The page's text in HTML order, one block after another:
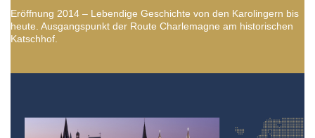
Eröffnung 2014 – Lebendige Geschichte von den Karolingern bis
heute. Ausgangspunkt der Route Charlemagne am historischen
Katschhof.